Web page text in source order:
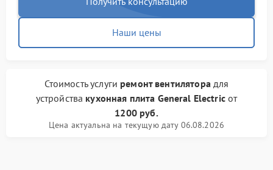
Наши цены
Стоимость услуги ремонт вентиляторадля
устройства кухонная плита General Electricот
1200 руб.
Цена актуальна на текущую дату 06.08.2026